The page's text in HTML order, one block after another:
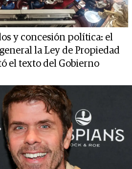
y concesión política: el
la Ley de Propiedad
el texto del Gobierno